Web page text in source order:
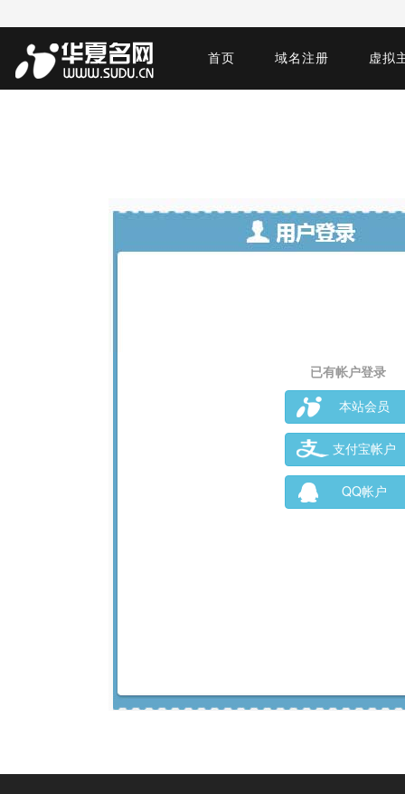
首页 域名注册 虚拟
已有帐户登录
本站会员
支付宝帐户
QQ帐户